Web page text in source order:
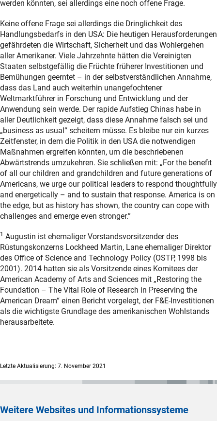
werden könnten, sei allerdings eine noch offene Frage.
Keine offene Frage sei allerdings die Dringlichkeit des
Handlungsbedarfs in den USA: Die heutigen Herausforderungen
gefährdeten die Wirtschaft, Sicherheit und das Wohlergehen
aller Amerikaner. Viele Jahrzehnte hätten die Vereinigten
Staaten selbstgefällig die Früchte früherer Investitionen und
Bemühungen geerntet – in der selbstverständlichen Annahme,
dass das Land auch weiterhin unangefochtener
Weltmarktführer in Forschung und Entwicklung und der
Anwendung sein werde. Der rapide Aufstieg Chinas habe in
aller Deutlichkeit gezeigt, dass diese Annahme falsch sei und
„business as usual“ scheitern müsse. Es bleibe nur ein kurzes
Zeitfenster, in dem die Politik in den USA die notwendigen
Maßnahmen ergreifen könnten, um die beschriebenen
Abwärtstrends umzukehren. Sie schließen mit: „For the benefit
of all our children and grandchildren and future generations of
Americans, we urge our political leaders to respond thoughtfully
and energetically – and to sustain that response. America is on
the edge, but as history has shown, the country can cope with
challenges and emerge even stronger.”
1 Augustin ist ehemaliger Vorstandsvorsitzender des
Rüstungskonzerns Lockheed Martin, Lane ehemaliger Direktor
des Office of Science and Technology Policy (OSTP, 1998 bis
2001). 2014 hatten sie als Vorsitzende eines Komitees der
American Academy of Arts and Sciences mit „Restoring the
Foundation – The Vital Role of Research in Preserving the
American Dream“ einen Bericht vorgelegt, der F&E-Investitionen
als die wichtigste Grundlage des amerikanischen Wohlstands
herausarbeitete.
Letzte Aktualisierung: 7. November 2021
Weitere Websites und Informationssysteme